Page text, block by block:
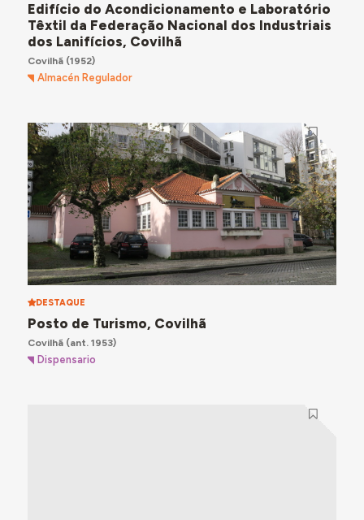
Edifício do Acondicionamento e Laboratório
Têxtil da Federação Nacional dos Industriais
dos Lanifícios, Covilhã
Covilhã(1952)
Almacén Regulador
DESTAQUE
Posto de Turismo, Covilhã
Covilhã(ant. 1953)
Dispensario